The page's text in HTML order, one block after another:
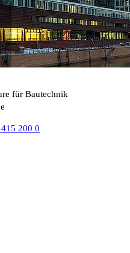
für Bautechnik
200 0